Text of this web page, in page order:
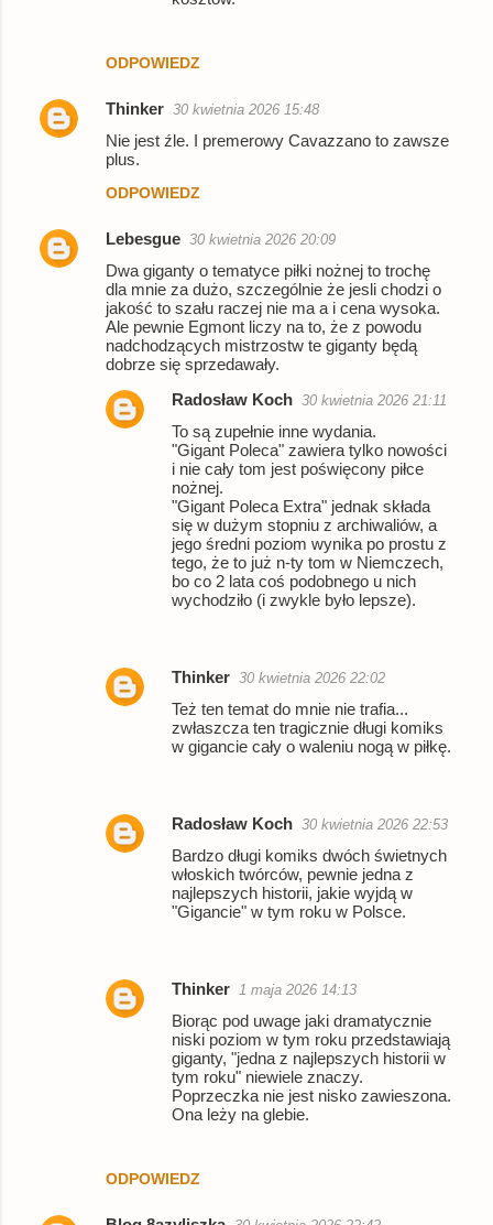
ODPOWIEDZ
Thinker 30 kwietnia 2026 15:48
Nie jest źle. I premerowy Cavazzano to zawsze
plus.
ODPOWIEDZ
Lebesgue 30 kwietnia 2026 20:09
Dwa giganty o tematyce piłki nożnej to trochę
dla mnie za dużo, szczególnie że jesli chodzi o
jakość to szału raczej nie ma a i cena wysoka.
Ale pewnie Egmont liczy na to, że z powodu
nadchodzących mistrzostw te giganty będą
dobrze się sprzedawały.
ODPOWIEDZ
Radosław Koch 30 kwietnia 2026 21:11
To są zupełnie inne wydania.
"Gigant Poleca" zawiera tylko nowości
i nie cały tom jest poświęcony piłce
nożnej.
"Gigant Poleca Extra" jednak składa
się w dużym stopniu z archiwaliów, a
jego średni poziom wynika po prostu z
tego, że to już n-ty tom w Niemczech,
bo co 2 lata coś podobnego u nich
wychodziło (i zwykle było lepsze).
Thinker 30 kwietnia 2026 22:02
Też ten temat do mnie nie trafia...
zwłaszcza ten tragicznie długi komiks
w gigancie cały o waleniu nogą w piłkę.
Radosław Koch 30 kwietnia 2026 22:53
Bardzo długi komiks dwóch świetnych
włoskich twórców, pewnie jedna z
najlepszych historii, jakie wyjdą w
"Gigancie" w tym roku w Polsce.
Thinker 1 maja 2026 14:13
Biorąc pod uwage jaki dramatycznie
niski poziom w tym roku przedstawiają
giganty, "jedna z najlepszych historii w
tym roku" niewiele znaczy.
Poprzeczka nie jest nisko zawieszona.
Ona leży na glebie.